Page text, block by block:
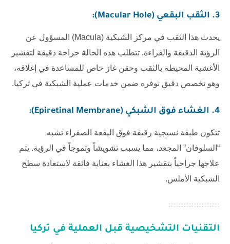
3. الثقب البقعي (Macular Hole):
يحدث هذا الثقب في مركز الشبكية (Macula) المسؤول عن
الرؤية الدقيقة والقراءة. تتطلب هذه الحالة جراحة دقيقة لتقشير
الأغشية المحيطة بالثقب وحقن غاز خاص للمساعدة في إغلاقه،
وهو تخصص دقيق نوفره ضمن خدمات عملية الشبكية في تركيا.
4. الغشاء فوق الشبكي (Epiretinal Membrane):
تتكون طبقة نسيجية رقيقة فوق البقعة الصفراء تشبه
“السلوفان” المجعد، مما يسبب تشويشاً وتموجاً في الرؤية. يتم
علاجها جراحياً بتقشير هذا الغشاء بعناية فائقة لاستعادة سطح
الشبكية الأملس.
التقنيات التشخيصية قبل العملية في تركيا